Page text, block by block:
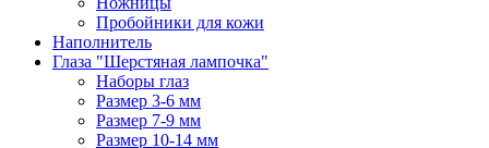
Пробойники для кожи
Наполнитель
Глаза "Шерстяная лампочка"
Наборы глаз
Размер 3-6 мм
Размер 7-9 мм
Размер 10-14 мм